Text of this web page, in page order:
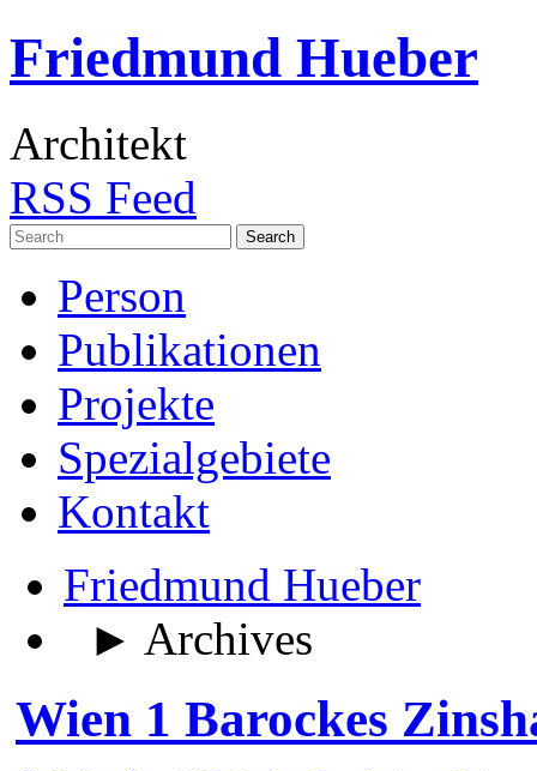
Friedmund Hueber
Architekt
RSS Feed
Search
for:
Person
Publikationen
Projekte
Spezialgebiete
Kontakt
Friedmund Hueber
► Archives
Wien 1 Barockes